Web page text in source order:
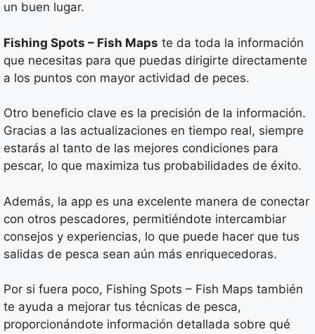
un buen lugar.
Fishing Spots – Fish Maps te da toda la información
que necesitas para que puedas dirigirte directamente
a los puntos con mayor actividad de peces.
Otro beneficio clave es la precisión de la información.
Gracias a las actualizaciones en tiempo real, siempre
estarás al tanto de las mejores condiciones para
pescar, lo que maximiza tus probabilidades de éxito.
Además, la app es una excelente manera de conectar
con otros pescadores, permitiéndote intercambiar
consejos y experiencias, lo que puede hacer que tus
salidas de pesca sean aún más enriquecedoras.
Por si fuera poco, Fishing Spots – Fish Maps también
te ayuda a mejorar tus técnicas de pesca,
proporcionándote información detallada sobre qué